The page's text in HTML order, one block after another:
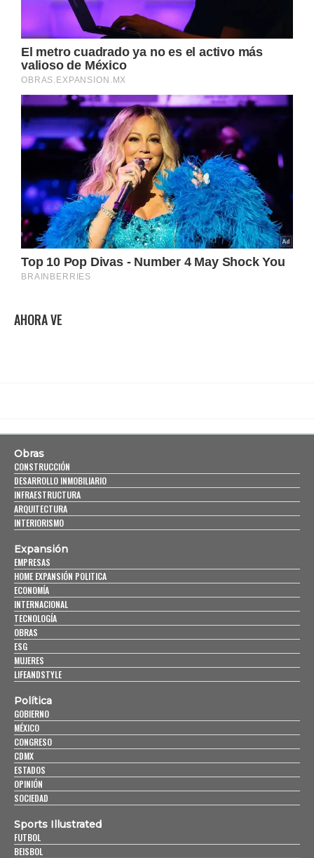
AHORA VE
Obras
CONSTRUCCIÓN
DESARROLLO INMOBILIARIO
INFRAESTRUCTURA
ARQUITECTURA
INTERIORISMO
Expansión
EMPRESAS
HOME EXPANSIÓN POLITICA
ECONOMÍA
INTERNACIONAL
TECNOLOGÍA
OBRAS
ESG
MUJERES
LIFEANDSTYLE
Política
GOBIERNO
MÉXICO
CONGRESO
CDMX
ESTADOS
OPINIÓN
SOCIEDAD
Sports Illustrated
FUTBOL
BEISBOL